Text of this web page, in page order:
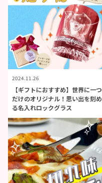
2024.11.26
【ギフトにおすすめ】世界に一つ
だけのオリジナル！思い出を刻め
る名入れロックグラス